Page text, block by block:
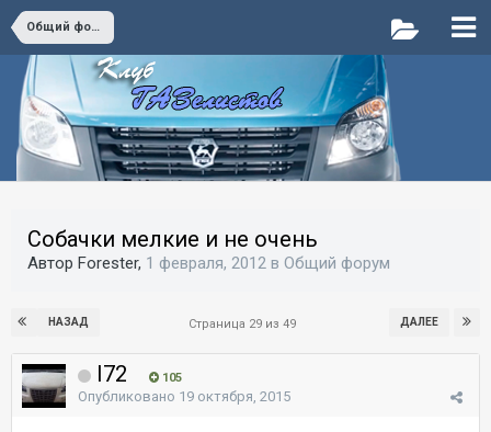
Общий форум
Собачки мелкие и не очень
Автор Forester, 1 февраля, 2012 в Общий форум
НАЗАД ДАЛЕЕ
Страница 29 из 49
I72 105
Опубликовано 19 октября, 2015